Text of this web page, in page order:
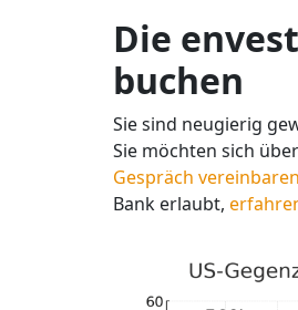
Die
buchen
Sie sind neugierig
Sie möchten sich
Gespräch vereinbaren
Bank erlaubt,